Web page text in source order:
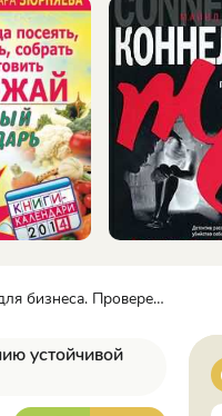
устойчивой среды для инноваций - Оливер Кемпкенс
устойчивой